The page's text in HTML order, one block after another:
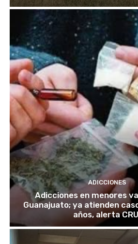
ADICCIONES
Adicciones en menores
Guanajuato; ya atienden
años, alerta